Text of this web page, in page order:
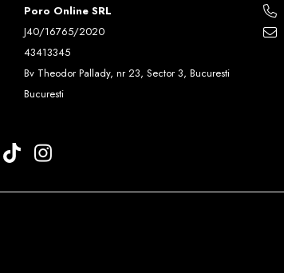
Poro Online SRL
J40/16765/2020
43413345
Bv Theodor Pallady, nr 23, Sector 3, Bucuresti
Bucuresti